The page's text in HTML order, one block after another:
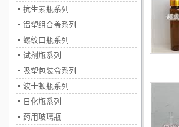
抗生素瓶系列
铝塑组合盖系列
螺纹口瓶系列
试剂瓶系列
吸塑包装盒系列
波士顿瓶系列
日化瓶系列
药用玻璃瓶